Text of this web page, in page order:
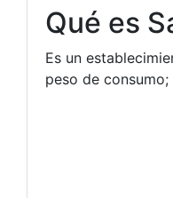
Qué es
Es un
peso de